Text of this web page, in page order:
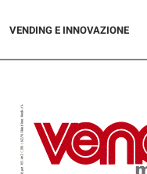
VENDING E INNOVAZIONE